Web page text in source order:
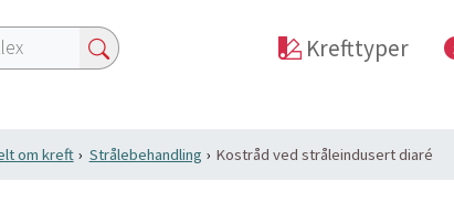
Krefttyper
om kreft Strålebehandling Kostråd ved stråleindusert diaré